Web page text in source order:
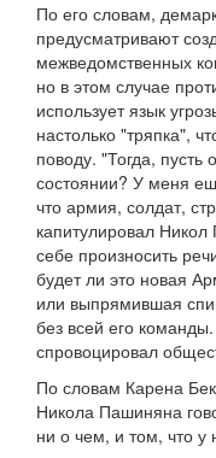
По его словам,
предусматривают
межведомственных
но в этом случае
использует язык
настолько "тряпка",
поводу. "Тогда,
состоянии? У меня
что армия, солдат,
капитулировал
себе произносить
будет ли это новая
или выпрямившая
без всей его
спровоцировал
По словам Карена
Никола Пашиняна
ни о чем, и том, что у